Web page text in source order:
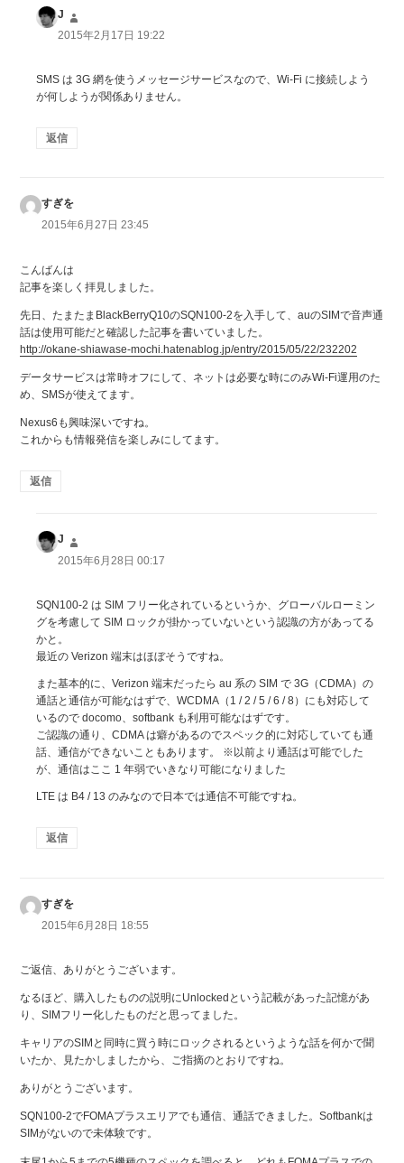
J
り:
2015年2月17日 19:22
SMS は 3G 網を使うメッセージサービスなので、Wi-Fi に接続しよう
が何しようが関係ありません。
返信
すぎをよ
り:
2015年6月27日 23:45
こんばんは
記事を楽しく拝見しました。
先日、たまたまBlackBerryQ10のSQN100-2を入手して、auのSIMで音声通
話は使用可能だと確認した記事を書いていました。
http://okane-shiawase-mochi.hatenablog.jp/entry/2015/05/22/232202
データサービスは常時オフにして、ネットは必要な時にのみWi-Fi運用のた
め、SMSが使えてます。
Nexus6も興味深いですね。
これからも情報発信を楽しみにしてます。
返信
J
り:
2015年6月28日 00:17
SQN100-2 は SIM フリー化されているというか、グローバルローミン
グを考慮して SIM ロックが掛かっていないという認識の方があってる
かと。
最近の Verizon 端末はほぼそうですね。
また基本的に、Verizon 端末だったら au 系の SIM で 3G（CDMA）の
通話と通信が可能なはずで、WCDMA（1 / 2 / 5 / 6 / 8）にも対応して
いるので docomo、softbank も利用可能なはずです。
ご認識の通り、CDMA は癖があるのでスペック的に対応していても通
話、通信ができないこともあります。 ※以前より通話は可能でした
が、通信はここ 1 年弱でいきなり可能になりました
LTE は B4 / 13 のみなので日本では通信不可能ですね。
返信
すぎをよ
り:
2015年6月28日 18:55
ご返信、ありがとうございます。
なるほど、購入したものの説明にUnlockedという記載があった記憶があ
り、SIMフリー化したものだと思ってました。
キャリアのSIMと同時に買う時にロックされるというような話を何かで聞
いたか、見たかしましたから、ご指摘のとおりですね。
ありがとうございます。
SQN100-2でFOMAプラスエリアでも通信、通話できました。Softbankは
SIMがないので未体験です。